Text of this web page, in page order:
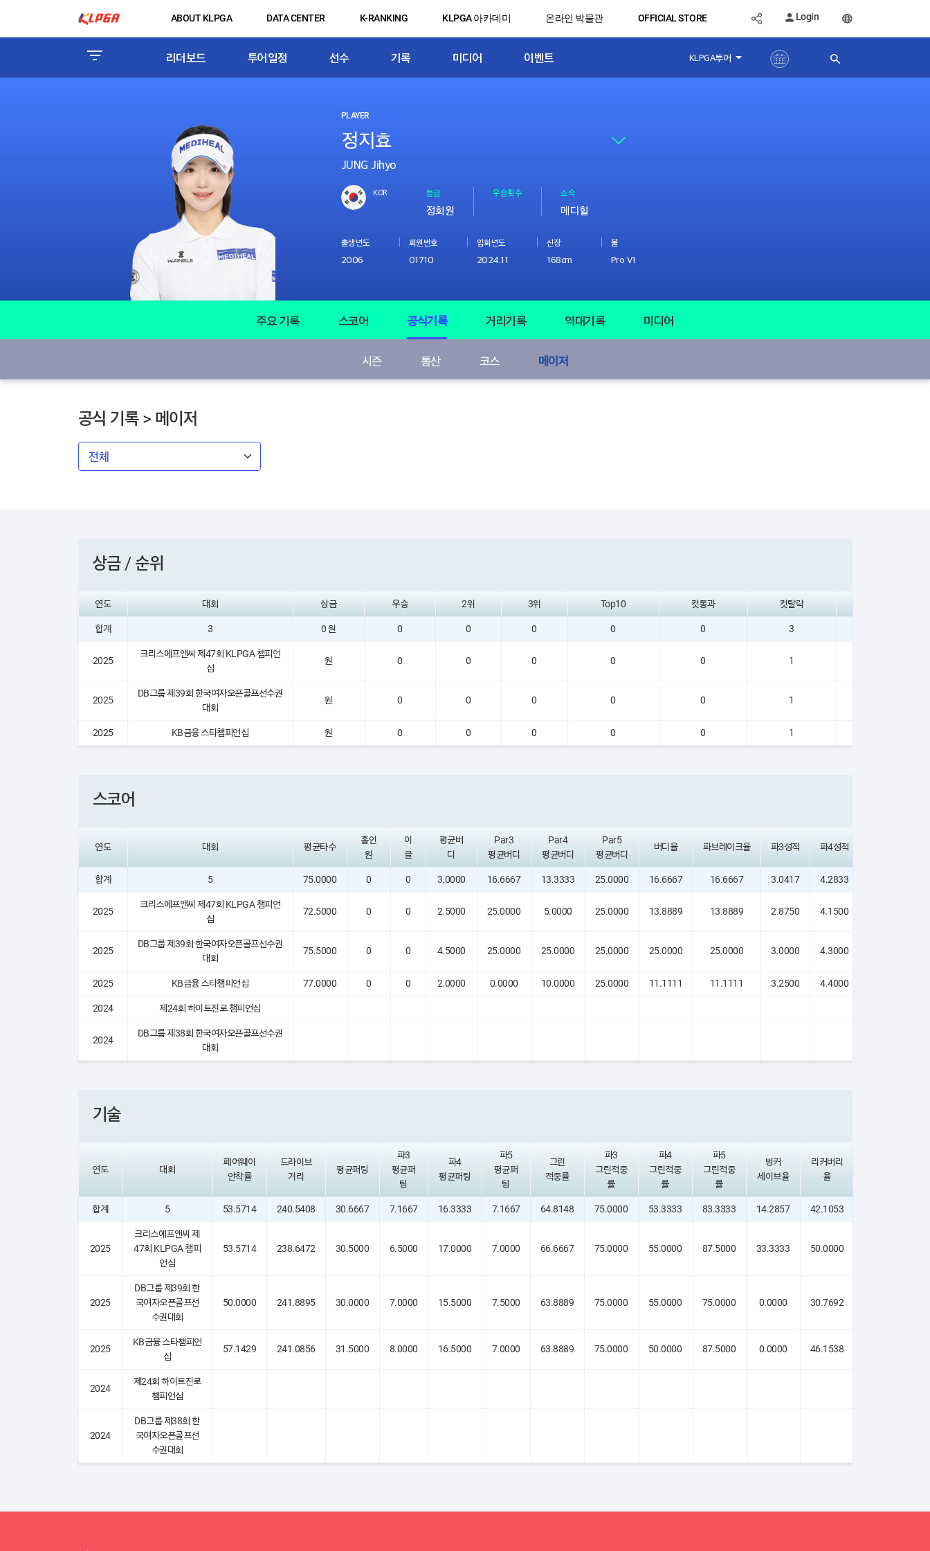
ABOUT KLPGA DATA CENTER K-RANKING KLPGA 아카데미 온라인 박물관 OFFICIAL STORE Login
리더보드 투어일정 선수 기록 미디어 이벤트 KLPGA투어
PLAYER
JUNG Jihyo
KOR 등급
정회원
우승횟수 소속
메디힐
출생년도
2006
회원번호
01710
입회년도
2024.11
신장
168cm
볼
Pro V1
주요 기록 스코어 공식기록 거리기록 역대기록 미디어
시즌 통산 코스 메이저
공식 기록 > 메이저
상금 / 순위
연도 대회 상금 우승 2위 3위 Top10 컷통과 컷탈락
합계 3 0 원 0 0 0 0 0 3
2025
크리스에프앤씨 제47회 KLPGA 챔피언
십
원 0 0 0 0 0 1
2025
DB그룹 제39회 한국여자오픈골프선수권
대회
원 0 0 0 0 0 1
2025 KB금융 스타챔피언십 원 0 0 0 0 0 1
스코어
연도 대회 평균타수
홀인
원
이
글
평균버
디
Par3
평균버디
Par4
평균버디
Par5
평균버디
버디율 파브레이크율 파3성적 파4성적
합계 5 75.0000 0 0 3.0000 16.6667 13.3333 25.0000 16.6667 16.6667 3.0417 4.2833
2025
크리스에프앤씨 제47회 KLPGA 챔피언
십
72.5000 0 0 2.5000 25.0000 5.0000 25.0000 13.8889 13.8889 2.8750 4.1500
2025
DB그룹 제39회 한국여자오픈골프선수권
대회
75.5000 0 0 4.5000 25.0000 25.0000 25.0000 25.0000 25.0000 3.0000 4.3000
2025 KB금융 스타챔피언십 77.0000 0 0 2.0000 0.0000 10.0000 25.0000 11.1111 11.1111 3.2500 4.4000
2024 제24회 하이트진로 챔피언십
2024
DB그룹 제38회 한국여자오픈골프선수권
대회
기술
연도 대회
페어웨이
안착률
드라이브
거리
평균퍼팅
파3
평균퍼
팅
파4
평균퍼팅
파5
평균퍼
팅
그린
적중률
파3
그린적중
률
파4
그린적중
률
파5
그린적중
률
벙커
세이브율
리커버리
율
합계 5 53.5714 240.5408 30.6667 7.1667 16.3333 7.1667 64.8148 75.0000 53.3333 83.3333 14.2857 42.1053
2025
크리스에프앤씨 제
47회 KLPGA 챔피
언십
53.5714 238.6472 30.5000 6.5000 17.0000 7.0000 66.6667 75.0000 55.0000 87.5000 33.3333 50.0000
2025
DB그룹 제39회 한
국여자오픈골프선
수권대회
50.0000 241.8895 30.0000 7.0000 15.5000 7.5000 63.8889 75.0000 55.0000 75.0000 0.0000 30.7692
2025
KB금융 스타챔피언
십
57.1429 241.0856 31.5000 8.0000 16.5000 7.0000 63.8889 75.0000 50.0000 87.5000 0.0000 46.1538
2024
제24회 하이트진로
챔피언십
2024
DB그룹 제38회 한
국여자오픈골프선
수권대회